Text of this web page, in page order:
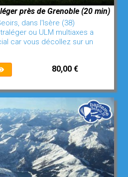
près de Grenoble (20 min)
dans l'Isère (38)
ou ULM multiaxes a
car vous décollez sur un
80,00 €